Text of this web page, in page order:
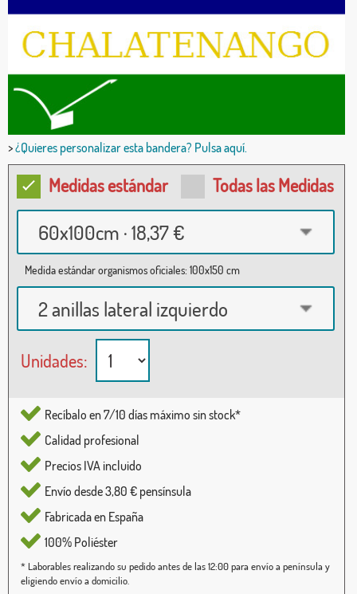
>¿Quieres personalizar esta bandera? Pulsa aquí.
Medidas estándar Todas las Medidas
60x100cm · 18,37 €
Medida estándar organismos oficiales: 100x150 cm
2 anillas lateral izquierdo
Unidades:
Recíbalo en 7/10 días máximo sin stock*
Calidad profesional
Precios IVA incluido
Envío desde 3,80 € pensínsula
Fabricada en España
100% Poliéster
* Laborables realizando su pedido antes de las 12:00 para envío a península y
eligiendo envío a domicilio.